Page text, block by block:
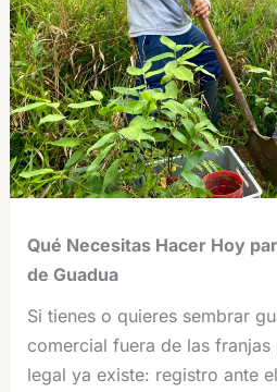
Qué Necesitas Hacer Hoy
de Guadua
Si tienes o quieres sembrar
comercial fuera de las
legal ya existe: registro ante el